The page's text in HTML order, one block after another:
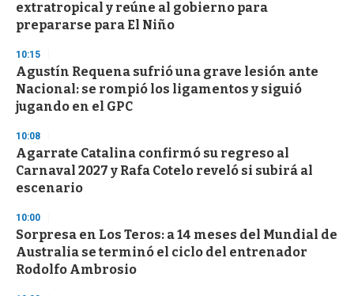
extratropical y reúne al gobierno para
prepararse para El Niño
10:15
Agustín Requena sufrió una grave lesión ante
Nacional: se rompió los ligamentos y siguió
jugando en el GPC
10:08
Agarrate Catalina confirmó su regreso al
Carnaval 2027 y Rafa Cotelo reveló si subirá al
escenario
10:00
Sorpresa en Los Teros: a 14 meses del Mundial de
Australia se terminó el ciclo del entrenador
Rodolfo Ambrosio